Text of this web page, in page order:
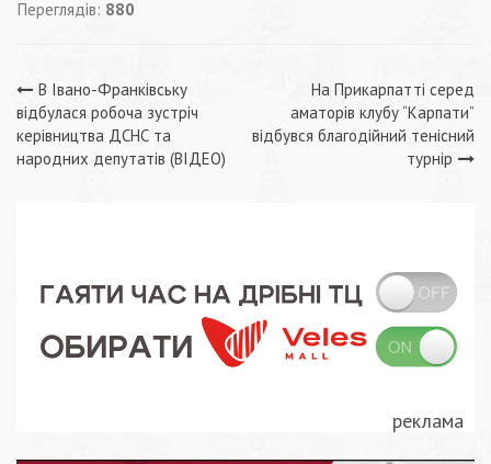
Переглядів: 880
Навігація
записів
В Івано-Франківську
відбулася робоча зустріч
керівництва ДСНС та
народних депутатів (ВІДЕО)
На Прикарпатті серед
аматорів клубу “Карпати”
відбувся благодійний тенісний
турнір